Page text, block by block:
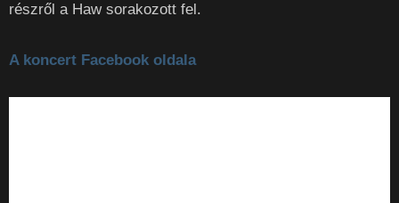
részről a Haw sorakozott fel.
A koncert Facebook oldala